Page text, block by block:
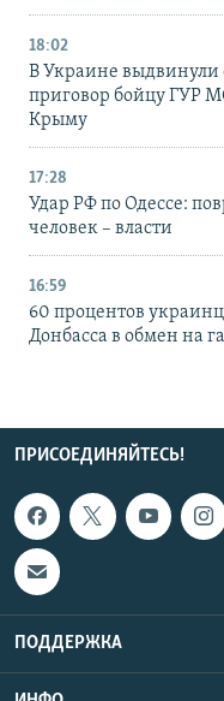
18:02
В Украине выдвинули
приговор бойцу ГУР
Крыму
17:28
Удар РФ по Одессе:
человек – власти
16:59
60 процентов
Донбасса в обмен на
ПРИСОЕДИНЯЙТЕСЬ!
ПОДДЕРЖКА